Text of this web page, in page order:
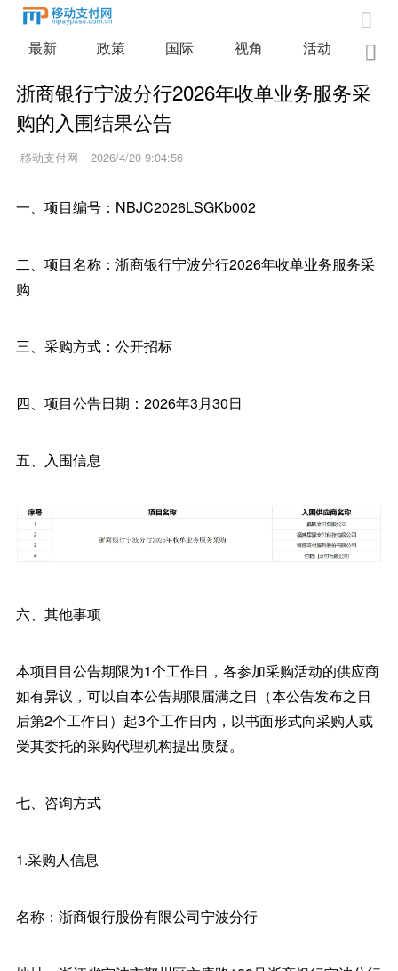

最新 政策 国际 视角 活动 业

浙商银行宁波分行2026年收单业务服务采
购的入围结果公告
移动支付网 2026/4/20 9:04:56
一、项目编号：NBJC2026LSGKb002
二、项目名称：浙商银行宁波分行2026年收单业务服务采
购
三、采购方式：公开招标
四、项目公告日期：2026年3月30日
五、入围信息
六、其他事项
本项目目公告期限为1个工作日，各参加采购活动的供应商
如有异议，可以自本公告期限届满之日（本公告发布之日
后第2个工作日）起3个工作日内，以书面形式向采购人或
受其委托的采购代理机构提出质疑。
七、咨询方式
1.采购人信息
名称：浙商银行股份有限公司宁波分行